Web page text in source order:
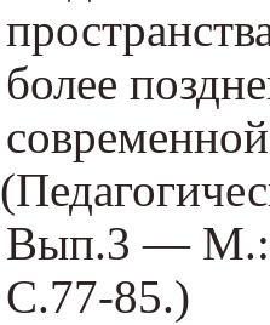
более
(
Вып.3 —
С.77-85.)